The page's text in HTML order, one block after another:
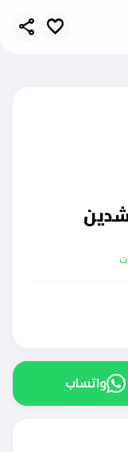
favorite
share
واتساب